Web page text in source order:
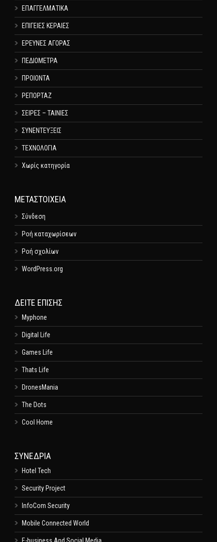
ΕΠΑΓΓΕΛΜΑΤΙΚΑ
ΕΠΙΓΕΙΕΣ ΚΕΡΑΙΕΣ
ΕΡΕΥΝΕΣ ΑΓΟΡΑΣ
ΠΕΔΙΟΜΕΤΡΑ
ΠΡΟΙΟΝΤΑ
ΡΕΠΟΡΤΑΖ
ΣΕΙΡΕΣ – ΤΑΙΝΙΕΣ
ΣΥΝΕΝΤΕΥΞΕΙΣ
ΤΕΧΝΟΛΟΓΙΑ
Χωρίς κατηγορία
ΜΕΤΑΣΤΟΙΧΕΊΑ
Σύνδεση
Ροή καταχωρίσεων
Ροή σχολίων
WordPress.org
ΔΕΊΤΕ ΕΠΊΣΗΣ
Myphone
Digital Life
Games Life
Thats Life
DronesMania
The Dots
Cool Home
ΣΥΝΕΔΡΙΑ
Hotel Tech
Security Project
InfoCom Security
Mobile Connected World